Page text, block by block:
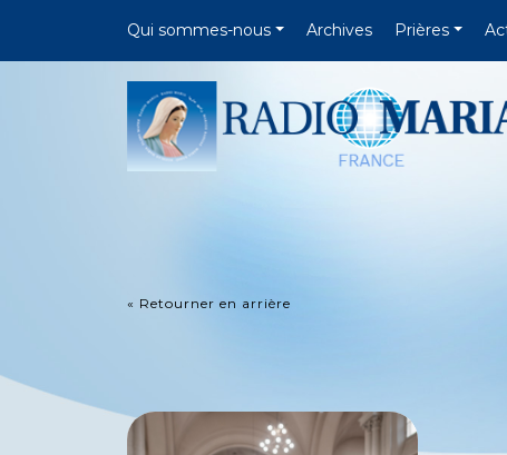
Qui sommes-nous Archives Prières
« Retourner en arrière